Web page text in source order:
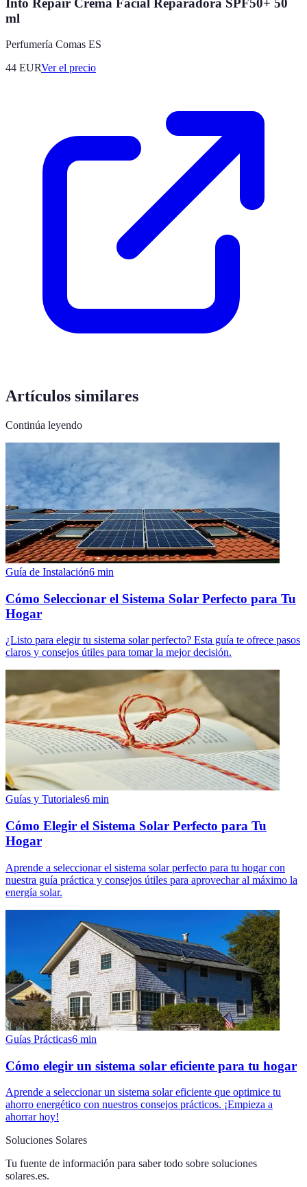
ml
Perfumería Comas ES
44 EURVer el precio
Artículos similares
Continúa leyendo
Guía de Instalación6 min
Cómo Seleccionar el Sistema Solar Perfecto para Tu
Hogar
¿Listo para elegir tu sistema solar perfecto? Esta guía te ofrece pasos
claros y consejos útiles para tomar la mejor decisión.
Guías y Tutoriales6 min
Cómo Elegir el Sistema Solar Perfecto para Tu
Hogar
Aprende a seleccionar el sistema solar perfecto para tu hogar con
nuestra guía práctica y consejos útiles para aprovechar al máximo la
energía solar.
Guías Prácticas6 min
Cómo elegir un sistema solar eficiente para tu hogar
Aprende a seleccionar un sistema solar eficiente que optimice tu
ahorro energético con nuestros consejos prácticos. ¡Empieza a
ahorrar hoy!
Soluciones Solares
Tu fuente de información para saber todo sobre soluciones
solares.es.